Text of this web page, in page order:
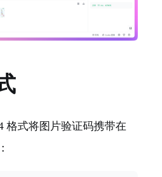
格式将图片验证码携带在